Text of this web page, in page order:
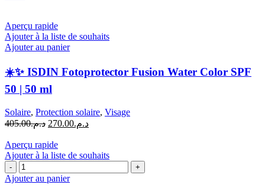
Aperçu rapide
Ajouter à la liste de souhaits
Ajouter au panier
☀️✨ ISDIN Fotoprotector Fusion Water Color SPF
50 | 50 ml
Solaire, Protection solaire, Visage
د.م.405.00
Le
initial
était :
د.م.270.00
Le
est :
د.م.270.00.
Aperçu rapide
Ajouter à la liste de souhaits
quantité
de
Ajouter au panier